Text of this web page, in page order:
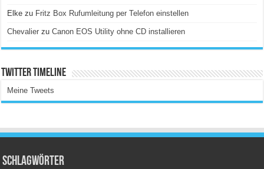
Elke zu Fritz Box Rufumleitung per Telefon einstellen
Chevalier zuCanon EOS Utility ohne CD installieren
Twitter Timeline
Meine Tweets
Schlagwörter